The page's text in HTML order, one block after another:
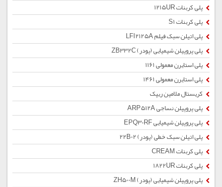
پلی کربنات 1215UR
پلی کربنات S1
پلی اتیلن سبک فیلم LFI2125A
پلی پروپیلن شیمیایی (پودر) ZB332C
پلی استایرن معمولی 1161
پلی استایرن معمولی 1461
کریستال ملامین ریپک
پلی پروپیلن نساجی ARP512A
پلی پروپیلن شیمیایی EPQ30RF
پلی اتیلن سبک خطی (پودر) 22B02
پلی کربنات CREAM
پلی کربنات 1822UR
پلی پروپیلن شیمیایی (پودر) ZH500M